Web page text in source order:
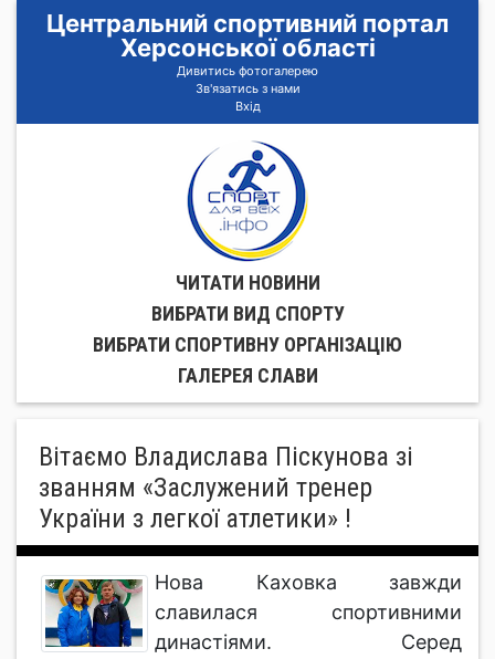
Центральний спортивний портал
Херсонської області
Дивитись фотогалерею
Зв'язатись з нами
Вхід
ЧИТАТИ НОВИНИ
ВИБРАТИ ВИД СПОРТУ
ВИБРАТИ СПОРТИВНУ ОРГАНIЗАЦIЮ
ГАЛЕРЕЯ СЛАВИ
Вітаємо Владислава Піскунова зі
званням «Заслужений тренер
України з легкої атлетики» !
Нова Каховка завжди
славилася спортивними
династіями. Серед